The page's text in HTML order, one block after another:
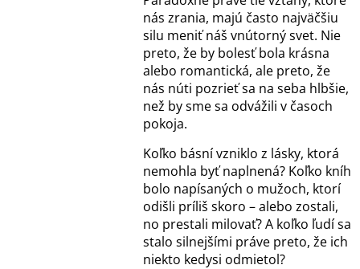
nás zrania, majú často najväčšiu
silu meniť náš vnútorný svet. Nie
preto, že by bolesť bola krásna
alebo romantická, ale preto, že
nás núti pozrieť sa na seba hlbšie,
než by sme sa odvážili v časoch
pokoja.
Koľko básní vzniklo z lásky, ktorá
nemohla byť naplnená? Koľko kníh
bolo napísaných o mužoch, ktorí
odišli príliš skoro – alebo zostali,
no prestali milovať? A koľko ľudí sa
stalo silnejšími práve preto, že ich
niekto kedysi odmietol?